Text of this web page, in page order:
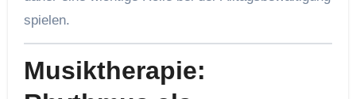
spielen.
Musiktherapie: